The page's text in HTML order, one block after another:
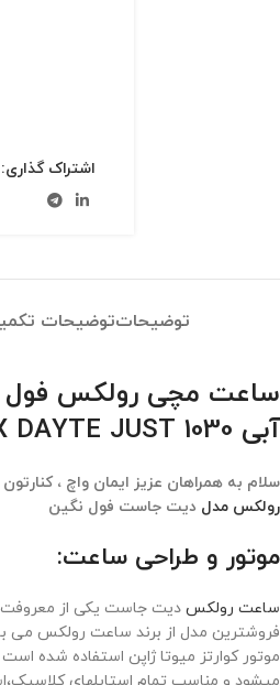
اشتراک گذاری:
توضیحاتتوضیحات
ساعت مچی رولکس فول
آبی ROLEX DAYTE JUST 1030
سلام به همراهان عزیز ایمان واچ ،
رولکس مدل دیت جاست فول نگین
موتور و طراحی ساعت:
ساعت رولکس دیت جاست یکی از معروفت
فروشترین مدل از برند ساعت رولکس می
موتور کوارتز میوتا ژاپن استفاده شده